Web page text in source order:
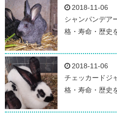
2018-11-06
シャンパンデア
格・寿命・歴史
2018-11-06
チェッカードジ
格・寿命・歴史